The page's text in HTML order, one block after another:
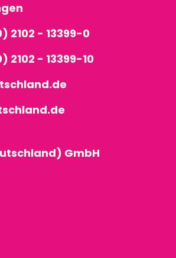
2102 - 13399-0
2102 - 13399-10
GmbH